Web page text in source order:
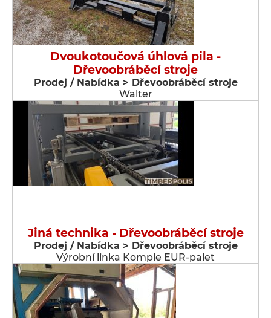
Dvoukotoučová úhlová pila -
Dřevoobráběcí stroje
Prodej / Nabídka > Dřevoobráběcí stroje
Walter
Jiná technika - Dřevoobráběcí stroje
Prodej / Nabídka > Dřevoobráběcí stroje
Výrobní linka Komple EUR-palet